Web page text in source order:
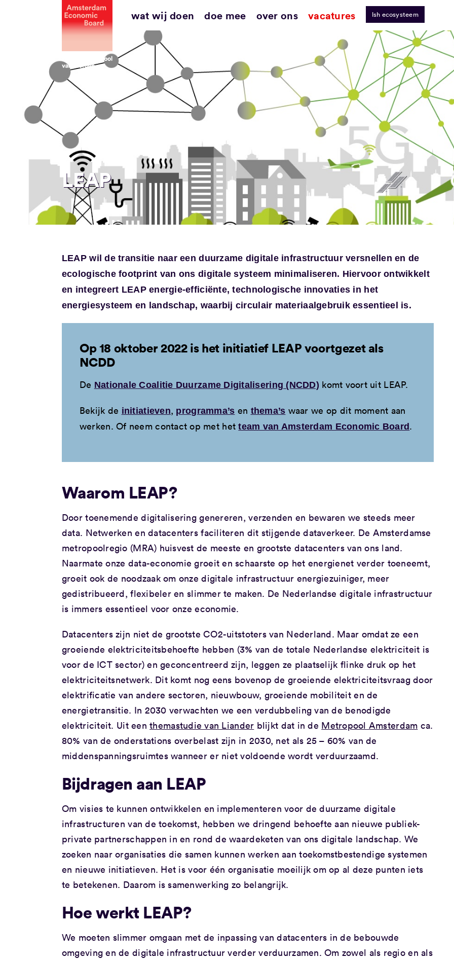
wat wij doen doe mee over ons vacatures lsh ecosysteem
LEAP
LEAP wil de transitie naar een duurzame digitale infrastructuur versnellen en de
ecologische footprint van ons digitale systeem minimaliseren. Hiervoor ontwikkelt
en integreert LEAP energie-efficiënte, technologische innovaties in het
energiesysteem en landschap, waarbij circulair materiaalgebruik essentieel is.
Op 18 oktober 2022 is het initiatief LEAP voortgezet als
NCDD
De Nationale Coalitie Duurzame Digitalisering (NCDD) komt voort uit LEAP.
Bekijk de initiatieven, programma’s en thema’s waar we op dit moment aan
werken. Of neem contact op met hetteam van Amsterdam Economic Board .
Waarom LEAP?
Door toenemende digitalisering genereren, verzenden en bewaren we steeds meer
data. Netwerken en datacenters faciliteren dit stijgende dataverkeer. De Amsterdamse
metropoolregio (MRA) huisvest de meeste en grootste datacenters van ons land.
Naarmate onze data-economie groeit en schaarste op het energienet verder toeneemt,
groeit ook de noodzaak om onze digitale infrastructuur energiezuiniger, meer
gedistribueerd, flexibeler en slimmer te maken. De Nederlandse digitale infrastructuur
is immers essentieel voor onze economie.
Datacenters zijn niet de grootste CO2-uitstoters van Nederland. Maar omdat ze een
groeiende elektriciteitsbehoefte hebben (3% van de totale Nederlandse elektriciteit is
voor de ICT sector) en geconcentreerd zijn, leggen ze plaatselijk flinke druk op het
elektriciteitsnetwerk. Dit komt nog eens bovenop de groeiende elektriciteitsvraag door
elektrificatie van andere sectoren, nieuwbouw, groeiende mobiliteit en de
energietransitie. In 2030 verwachten we een verdubbeling van de benodigde
elektriciteit. Uit eenthemastudie van Liander blijkt dat in de Metropool Amsterdam ca.
80% van de onderstations overbelast zijn in 2030, net als 25 – 60% van de
middenspanningsruimtes wanneer er niet voldoende wordt verduurzaamd.
Bijdragen aan LEAP
Om visies te kunnen ontwikkelen en implementeren voor de duurzame digitale
infrastructuren van de toekomst, hebben we dringend behoefte aan nieuwe publiek-
private partnerschappen in en rond de waardeketen van ons digitale landschap. We
zoeken naar organisaties die samen kunnen werken aan toekomstbestendige systemen
en nieuwe initiatieven. Het is voor één organisatie moeilijk om op al deze punten iets
te betekenen. Daarom is samenwerking zo belangrijk.
Hoe werkt LEAP?
We moeten slimmer omgaan met de inpassing van datacenters in de bebouwde
omgeving en de digitale infrastructuur verder verduurzamen. Om zowel als regio en als